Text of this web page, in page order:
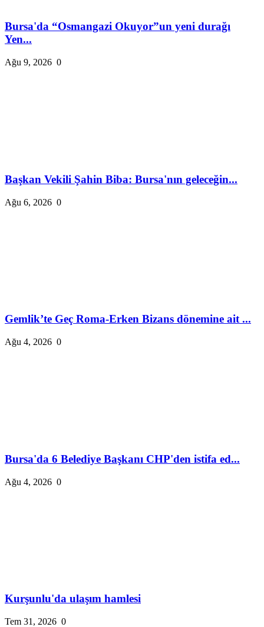
Bursa'da “Osmangazi Okuyor”un yeni durağı
Yen...
Ağu 9, 2026 0
Başkan Vekili Şahin Biba: Bursa'nın geleceğin...
Ağu 6, 2026 0
Gemlik’te Geç Roma-Erken Bizans dönemine ait ...
Ağu 4, 2026 0
Bursa'da 6 Belediye Başkanı CHP'den istifa ed...
Ağu 4, 2026 0
Kurşunlu'da ulaşım hamlesi
Tem 31, 2026 0